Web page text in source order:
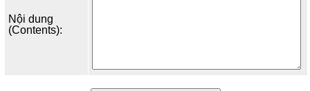
Nội dung
(Contents):